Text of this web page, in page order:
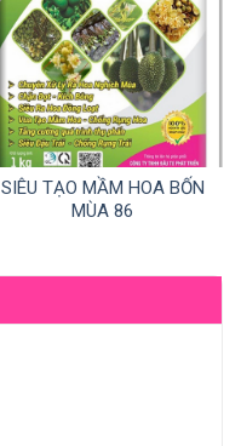
SIÊU TẠO MẦM HOA BỐN
MÙA 86